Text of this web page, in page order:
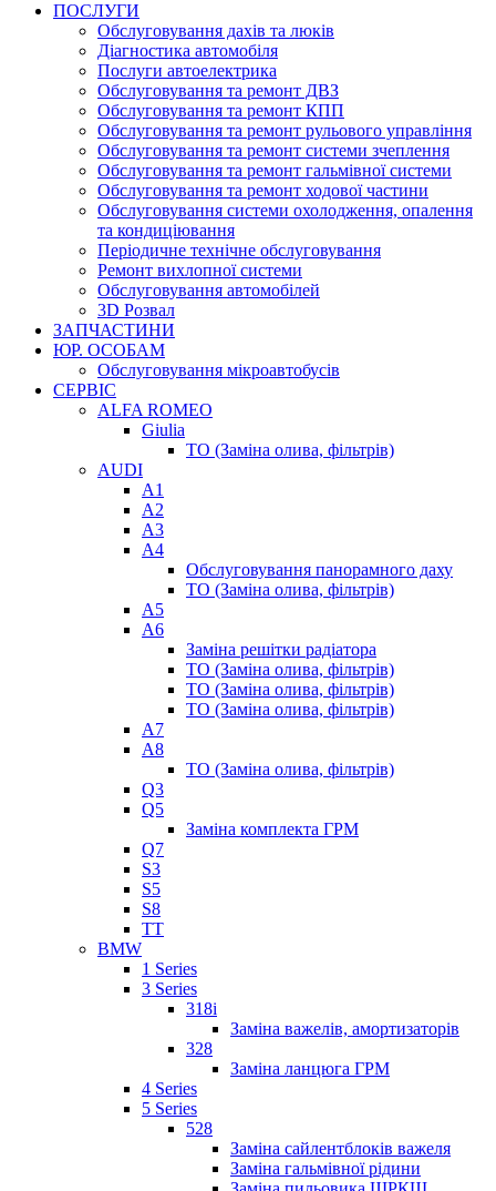
ПОСЛУГИ
Обслуговування дахів та люків
Діагностика автомобіля
Послуги автоелектрика
Обслуговування та ремонт ДВЗ
Обслуговування та ремонт КПП
Обслуговування та ремонт рульового управління
Обслуговування та ремонт системи зчеплення
Обслуговування та ремонт гальмівної системи
Обслуговування та ремонт ходової частини
Обслуговування системи охолодження, опалення
та кондиціювання
Періодичне технічне обслуговування
Ремонт вихлопної системи
Обслуговування автомобілей
3D Розвал
ЗАПЧАСТИНИ
ЮР. ОСОБАМ
Обслуговування мікроавтобусів
СЕРВІС
ALFA ROMEO
Giulia
ТО (Заміна олива, фільтрів)
AUDI
A1
A2
A3
A4
Обслуговування панорамного даху
ТО (Заміна олива, фільтрів)
A5
A6
Заміна решітки радіатора
ТО (Заміна олива, фільтрів)
ТО (Заміна олива, фільтрів)
ТО (Заміна олива, фільтрів)
A7
A8
ТО (Заміна олива, фільтрів)
Q3
Q5
Заміна комплекта ГРМ
Q7
S3
S5
S8
TT
BMW
1 Series
3 Series
318i
Заміна важелів, амортизаторів
328
Заміна ланцюга ГРМ
4 Series
5 Series
528
Заміна сайлентблоків важеля
Заміна гальмівної рідини